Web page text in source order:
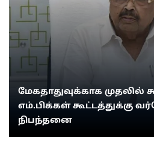
மேகதாதுவுக்காக முதலில்
எம்.பிக்கள் கூட்டத்துக்கு
நிபந்தனை